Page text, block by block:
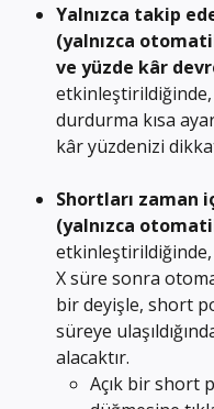
Yalnızca takip
(yalnızca
ve yüzde kâr
durdurma kısa
kâr yüzdenizi
Shortları zaman
(yalnızca
X süre sonra
bir deyişle, short
süreye
alacaktır.
Açık bir short